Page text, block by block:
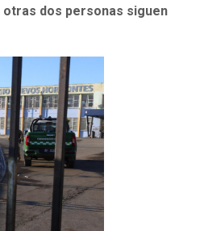
otras dos personas siguen